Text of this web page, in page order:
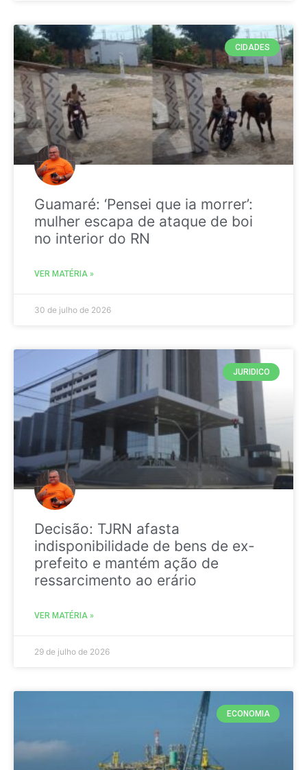
CIDADES
Guamaré: ‘Pensei que ia morrer’:
mulher escapa de ataque de boi
no interior do RN
VER MATÉRIA »
30 de julho de 2026
JURIDICO
Decisão: TJRN afasta
indisponibilidade de bens de ex-
prefeito e mantém ação de
ressarcimento ao erário
VER MATÉRIA »
29 de julho de 2026
ECONOMIA